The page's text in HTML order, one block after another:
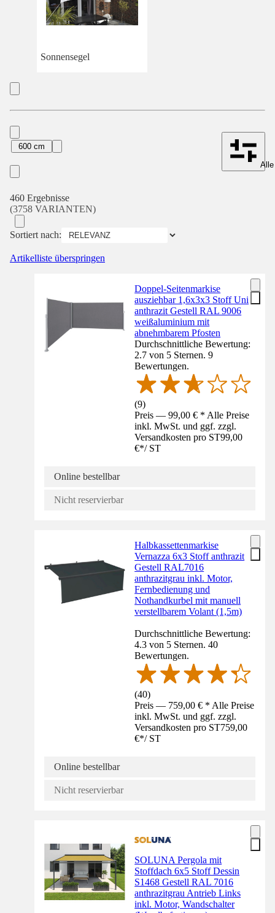
Sonnensegel
600 cm
460 Ergebnisse
(3758 VARIANTEN)
Sortiert nach:
Artikelliste überspringen
Doppel-Seitenmarkise
ausziehbar 1,6x3x3 Stoff Uni
anthrazit Gestell RAL 9006
weißaluminium mit
abnehmbarem Pfosten
Durchschnittliche Bewertung:
2.7 von 5 Sternen. 9
Bewertungen.
(9)
Preis — 99,00 € * Alle Preise
inkl. MwSt. und ggf. zzgl.
Versandkosten pro ST99,00
€*/ ST
Online bestellbar
Nicht reservierbar
Halbkassettenmarkise
Vernazza 6x3 Stoff anthrazit
Gestell RAL7016
anthrazitgrau inkl. Motor,
Fernbedienung und
Nothandkurbel mit manuell
verstellbarem Volant (1,5m)
Durchschnittliche Bewertung:
4.3 von 5 Sternen. 40
Bewertungen.
(40)
Preis — 759,00 € * Alle Preise
inkl. MwSt. und ggf. zzgl.
Versandkosten pro ST759,00
€*/ ST
Online bestellbar
Nicht reservierbar
SOLUNA Pergola mit
Stoffdach 6x5 Stoff Dessin
S1468 Gestell RAL 7016
anthrazitgrau Antrieb Links
inkl. Motor, Wandschalter